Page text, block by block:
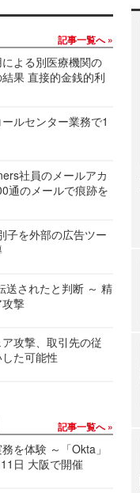
記事一覧へ
よる別医療機関の
果 直接的金銭的利
ルセンター業務で1
社員のメールアカ
通のメールで痕跡を
子を外部の広告ツー
送されたと判断 ～ 精
撃
攻撃、取引先の従
た可能性
記事一覧へ
を体験 ～「Okta」
日 大阪で開催